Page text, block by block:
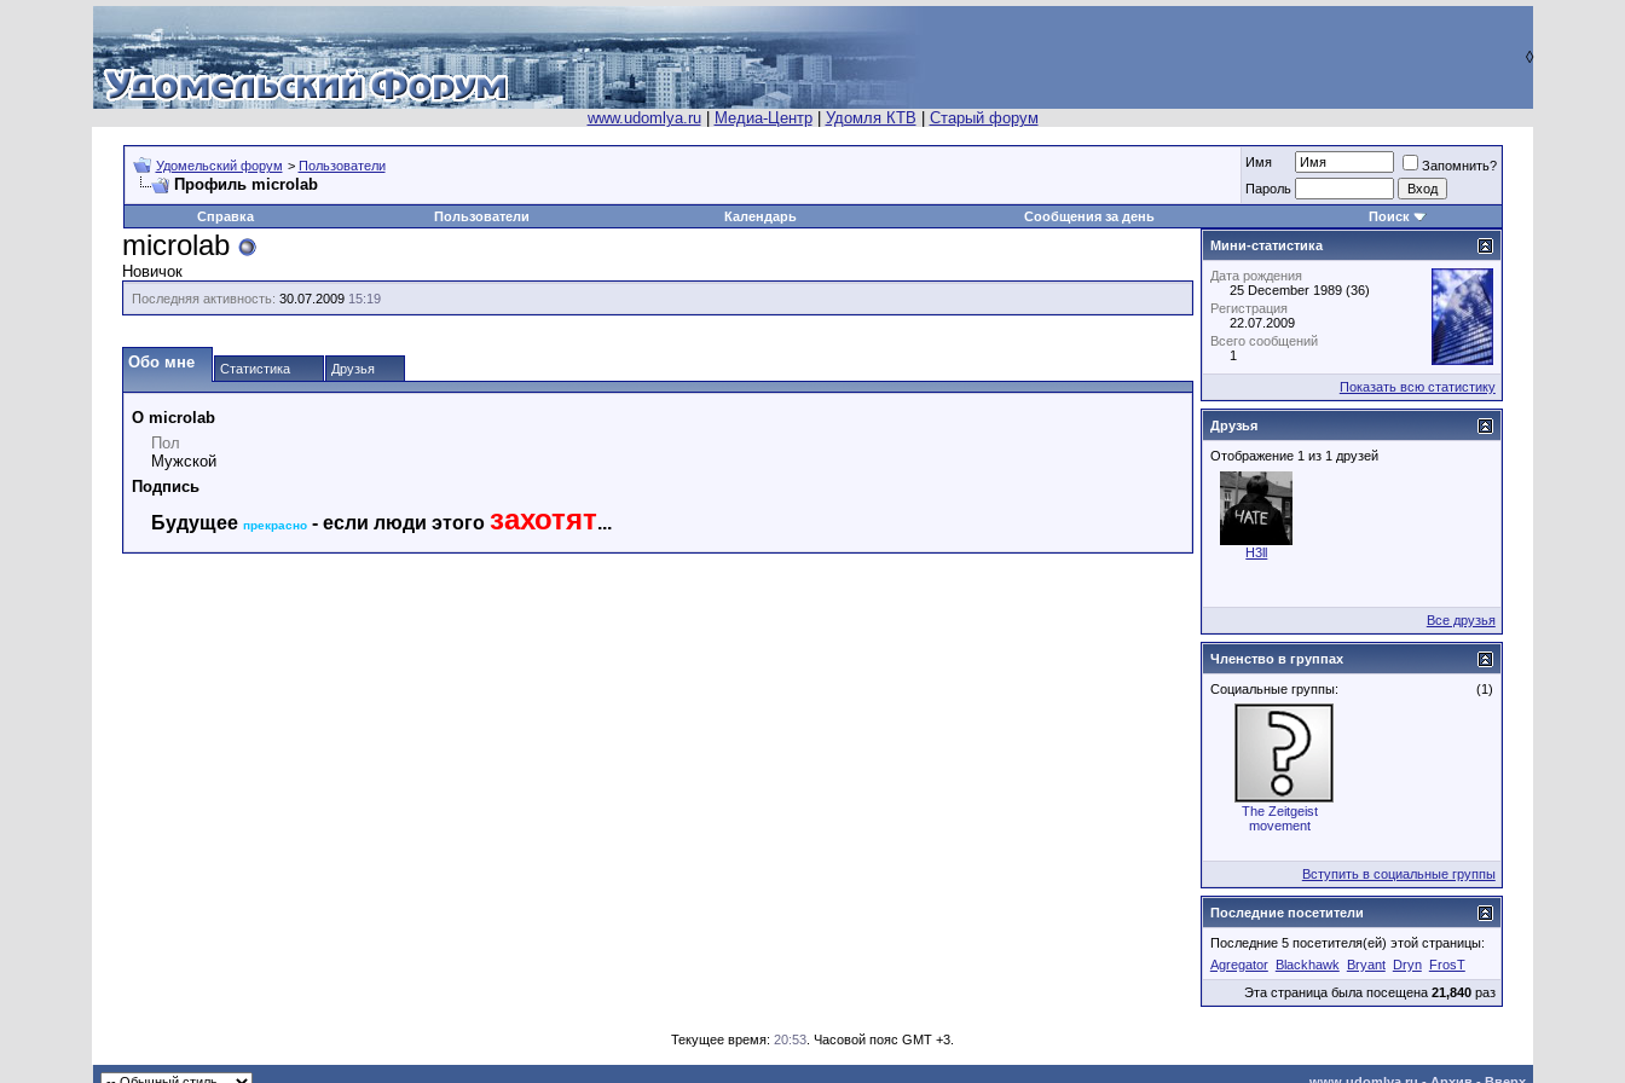
◊
www.udomlya.ru| Медиа-Центр| Удомля КТВ Старый форум
Удомельский форум > Пользователи
Профиль microlab
Имя
Запомнить?
Пароль
Справка
Пользователи Календарь Сообщения за день Поиск
microlab
Новичок
Последняя активность: 30.07.2009 15:19
Обо мне Статистика Друзья
О microlab
Пол
Мужской
Подпись
Будущеепрекрасно - если люди этогозахотят...
Мини-статистика
Дата рождения
25 December 1989 (36)
Регистрация
22.07.2009
Всего сообщений
1
Показать всю статистику
Друзья
Отображение 1 из 1 друзей
H3ll
Все друзья
Членство в группах
(1)
Социальные группы:
The Zeitgeist
movement
Вступить в социальные группы
Последние посетители
Последние 5 посетителя(ей) этой страницы:
Agregator
Blackhawk Bryant Dryn
FrosT
Эта страница была посещена 21,840раз
Текущее время: 20:53 . Часовой пояс GMT +3.